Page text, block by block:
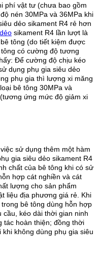
phí vật tư (chưa bao gồm
nén 30MPa và 36MPa khi
dẻo sikament R4 rẻ hơn
sikament R4 lần lượt là
tông (do tiết kiệm được
có cường độ tương
Để cường độ chịu kéo
dụng phụ gia siêu dẻo
phụ gia thì lượng xi măng
bê tông 30MPa và
ứng mức độ giảm xi
sử dụng thêm một hàm
gia siêu dẻo sikament R4
chất của bê tông khi có sử
hợp cát nghiền và cát
lượng cho sản phẩm
liệu địa phương giá rẻ. Khi
bê tông dùng hỗn hợp
kéo dài thời gian ninh
tác hoàn thiện; đồng thời
không dùng phụ gia siêu